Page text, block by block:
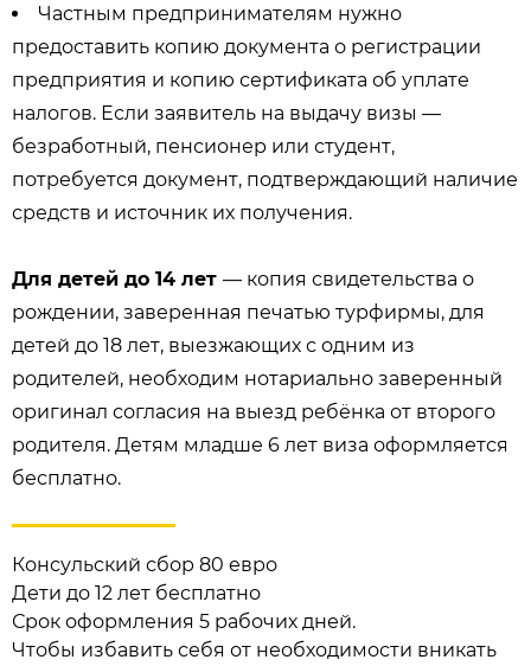
Консульский сбор 80 евро
Дети до 12 лет бесплатно
Срок оформления 5 рабочих дней.
Чтобы избавить себя от необходимости вникать
Частным предпринимателям нужно
предоставить копию документа о регистрации
предприятия и копию сертификата об уплате
налогов. Если заявитель на выдачу визы —
безработный, пенсионер или студент,
потребуется документ, подтверждающий наличие
средств и источник их получения.
Для детей до 14 лет — копия свидетельства о
рождении, заверенная печатью турфирмы, для
детей до 18 лет, выезжающих с одним из
родителей, необходим нотариально заверенный
оригинал согласия на выезд ребёнка от второго
родителя. Детям младше 6 лет виза оформляется
бесплатно.